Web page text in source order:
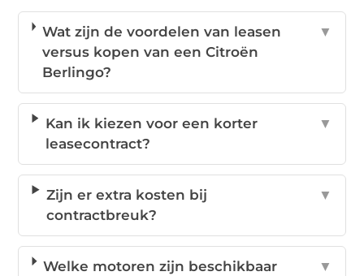
Wat zijn de voordelen van leasen
versus kopen van een Citroën
Berlingo?
▼
Kan ik kiezen voor een korter
leasecontract?
▼
Zijn er extra kosten bij
contractbreuk?
▼
Welke motoren zijn beschikbaar
▼